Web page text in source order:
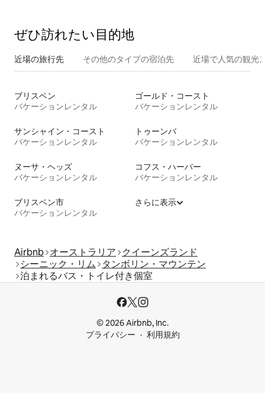
ぜひ訪⁠れ⁠た⁠い目⁠的⁠地
近場の旅行先 その他のタ⁠イ⁠プ⁠の宿⁠泊⁠先 近場で人気の観光
ブリスベン
バケーションレンタル
ゴールド・コースト
バケーションレンタル
サンシャイン・コースト
バケーションレンタル
トゥーンバ
バケーションレンタル
ヌーサ・ヘッズ
バケーションレンタル
コフス・ハーバー
バケーションレンタル
ブリスベン市
バケーションレンタル
さらに表示
Airbnb オーストラリア
クイーンズランド
シーニック・リム
タンボリン・マウンテン
泊まれるバス・トイレ付き個室
© 2026 Airbnb, Inc.
プライバシー
利用規約